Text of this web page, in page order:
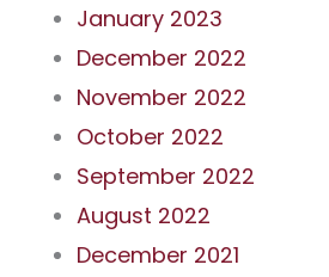
January 2023
December 2022
November 2022
October 2022
September 2022
August 2022
December 2021